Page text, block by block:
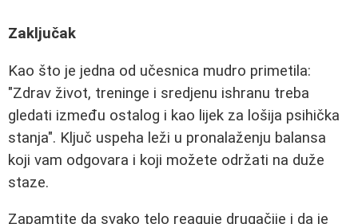
Zaključak
Kao što je jedna od učesnica mudro primetila:
"Zdrav život, treninge i sredjenu ishranu treba
gledati između ostalog i kao lijek za lošija psihička
stanja". Ključ uspeha leži u pronalaženju balansa
koji vam odgovara i koji možete održati na duže
staze.
Zapamtite da svako telo reaguje drugačije i da je